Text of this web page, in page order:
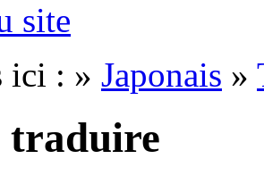
site
ici : » Japonais »
traduire